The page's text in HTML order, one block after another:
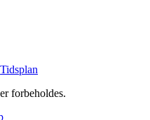
Tidsplan
forbeholdes.